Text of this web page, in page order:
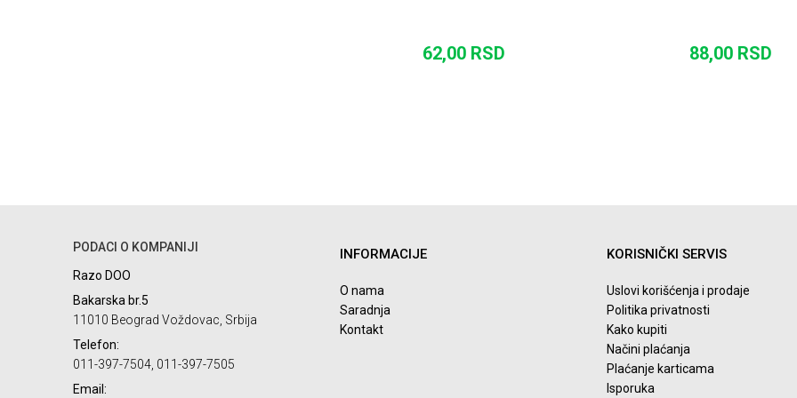
62,00 RSD 88,00 RSD
PODACI O KOMPANIJI
Razo DOO
Bakarska br.5
11010 Beograd Voždovac, Srbija
Telefon:
011-397-7504, 011-397-7505
Email:
INFORMACIJE
O nama
Saradnja
Kontakt
KORISNIČKI SERVIS
Uslovi korišćenja i prodaje
Politika privatnosti
Kako kupiti
Načini plaćanja
Plaćanje karticama
Isporuka